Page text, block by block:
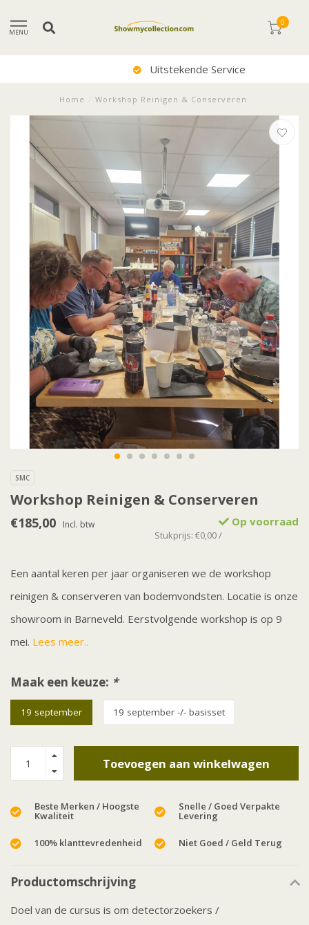
MENU
0
Uitstekende Service
Home Workshop Reinigen & Conserveren
SMC
Workshop Reinigen & Conserveren
€185,00 Incl. btw Op voorraad
Stukprijs: €0,00 /
Een aantal keren per jaar organiseren we de workshop
reinigen & conserveren van bodemvondsten. Locatie is onze
showroom in Barneveld. Eerstvolgende workshop is op 9
mei. Lees meer..
Maak een keuze: *
19 september 19 september -/- basisset
Toevoegen aan winkelwagen
Beste Merken / Hoogste
Kwaliteit
Snelle / Goed Verpakte
Levering
100% klanttevredenheid Niet Goed / Geld Terug
Productomschrijving
Doel van de cursus is om detectorzoekers /